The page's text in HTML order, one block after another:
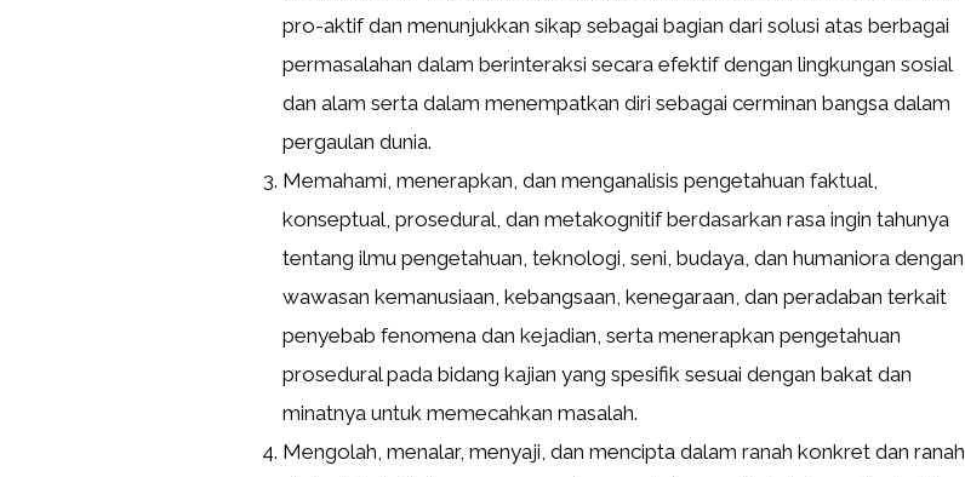
pro-aktif dan menunjukkan sikap sebagai bagian dari solusi atas berbagai
permasalahan dalam berinteraksi secara efektif dengan lingkungan sosial
dan alam serta dalam menempatkan diri sebagai cerminan bangsa dalam
pergaulan dunia.
Memahami, menerapkan, dan menganalisis pengetahuan faktual,
konseptual, prosedural, dan metakognitif berdasarkan rasa ingin tahunya
tentang ilmu pengetahuan, teknologi, seni, budaya, dan humaniora dengan
wawasan kemanusiaan, kebangsaan, kenegaraan, dan peradaban terkait
penyebab fenomena dan kejadian, serta menerapkan pengetahuan
prosedural pada bidang kajian yang spesifik sesuai dengan bakat dan
minatnya untuk memecahkan masalah.
Mengolah, menalar, menyaji, dan mencipta dalam ranah konkret dan ranah